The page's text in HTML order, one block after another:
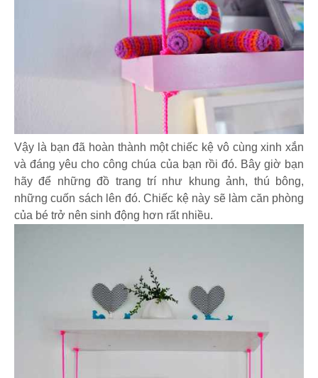
Vậy là bạn đã hoàn thành một chiếc kệ vô cùng xinh xắn
và đáng yêu cho công chúa của bạn rồi đó. Bây giờ bạn
hãy để những đồ trang trí như khung ảnh, thú bông,
những cuốn sách lên đó. Chiếc kệ này sẽ làm căn phòng
của bé trở nên sinh động hơn rất nhiều.